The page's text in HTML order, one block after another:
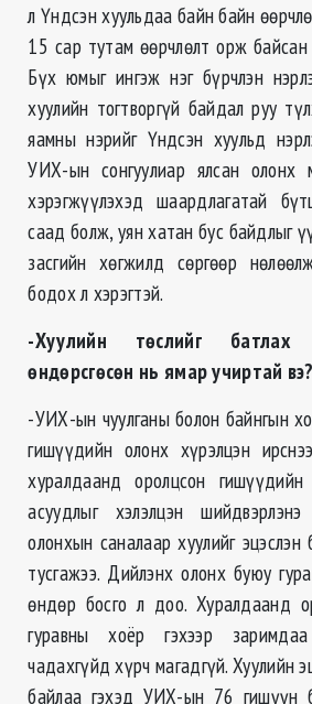
л Үндсэн хуульдаа байн байн
15 сар тутам өөрчлөлт орж байсан
Бүх юмыг ингэж нэг бүрчлэн
хуулийн тогтворгүй байдал руу
яамны нэрийг Үндсэн хуульд
УИХ-ын сонгуулиар ялсан олонх
хэрэгжүүлэхэд шаардлагатай
саад болж, уян хатан бус байдлыг
засгийн хөгжилд сөргөөр
бодох л хэрэгтэй.
-Хуулийн төслийг батлах
өндөрсгөсөн нь ямар учиртай вэ?
-УИХ-ын чуулганы болон байнгын
гишүүдийн олонх хүрэлцэн
хуралдаанд оролцсон
асуудлыг хэлэлцэн
олонхын саналаар хуулийг
тусгажээ. Дийлэнх олонх буюу
өндөр босго л доо. Хуралдаанд
гуравны хоёр гэхээр
чадахгүйд хүрч магадгүй. Хуулийн
байлаа гэхэд УИХ-ын 76 гишүүн